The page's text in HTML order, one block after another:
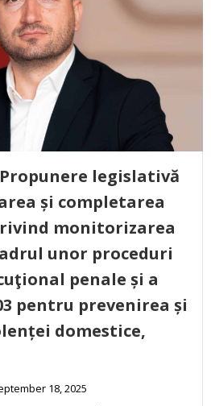
legislativă
și completarea
monitorizarea
unor proceduri
penale și a
pentru prevenirea și
domestice,
18, 2025